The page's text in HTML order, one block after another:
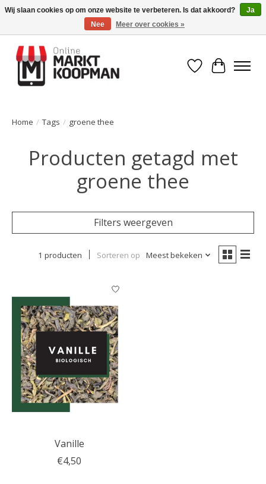
Voor 15:00 besteld, morgen in huis!
Verlanglijst
Home / Tags / groene thee
Producten getagd met
groene thee
Filters weergeven
1 producten Sorteren op Meest bekeken
Vanille
€4,50
Wij slaan cookies op om onze website te verbeteren. Is dat akkoord?
Ja
Nee
Meer over cookies »